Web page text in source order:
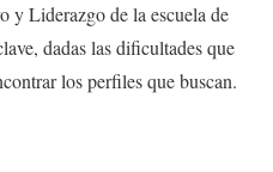
y Liderazgo de la escuela de
dadas las dificultades que
los perfiles que buscan.